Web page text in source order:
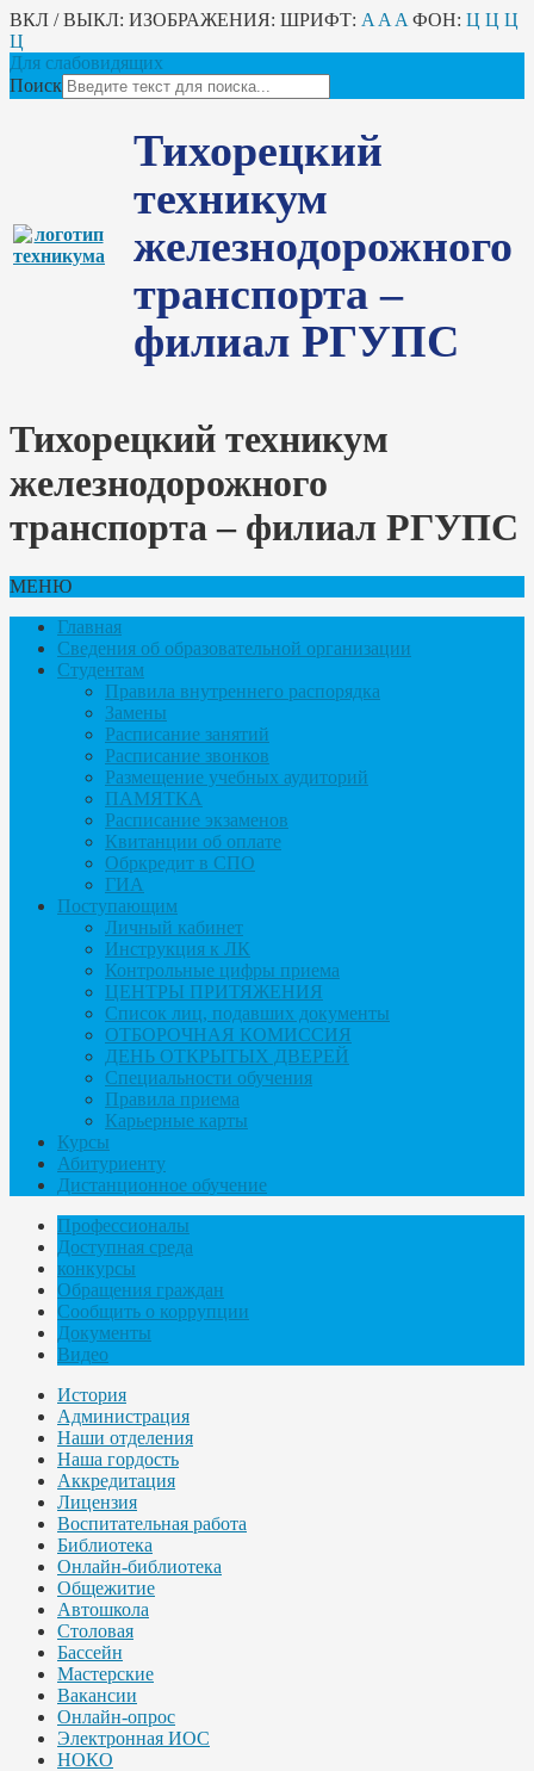
ВКЛ / ВЫКЛ: ИЗОБРАЖЕНИЯ: ШРИФТ: A A A ФОН: Ц Ц Ц
Ц
Для слабовидящих
Поиск
Тихорецкий
техникум
железнодорожного
транспорта –
филиал РГУПС
Тихорецкий техникум
железнодорожного
транспорта – филиал РГУПС
МЕНЮ
Главная
Сведения об образовательной организации
Студентам
Правила внутреннего распорядка
Замены
Расписание занятий
Расписание звонков
Размещение учебных аудиторий
ПАМЯТКА
Расписание экзаменов
Квитанции об оплате
Обркредит в СПО
ГИА
Поступающим
Личный кабинет
Инструкция к ЛК
Контрольные цифры приема
ЦЕНТРЫ ПРИТЯЖЕНИЯ
Список лиц, подавших документы
ОТБОРОЧНАЯ КОМИССИЯ
ДЕНЬ ОТКРЫТЫХ ДВЕРЕЙ
Специальности обучения
Правила приема
Карьерные карты
Курсы
Абитуриенту
Дистанционное обучение
Профессионалы
Доступная среда
конкурсы
Обращения граждан
Сообщить о коррупции
Документы
Видео
История
Администрация
Наши отделения
Наша гордость
Аккредитация
Лицензия
Воспитательная работа
Библиотека
Онлайн-библиотека
Общежитие
Автошкола
Столовая
Бассейн
Мастерские
Вакансии
Онлайн-опрос
Электронная ИОС
НОКО